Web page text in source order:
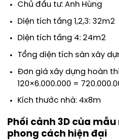
Chủ đầu tư: Anh Hùng
Diện tích tầng 1,2,3: 32m2
Diện tích tầng 4: 24m2
Tổng diện tích sàn xây
Đơn giá xây dựng hoàn
120×6.000.000 =
Kích thước nhà: 4x8m
Phối cảnh 3D của
phong cách hiện đại